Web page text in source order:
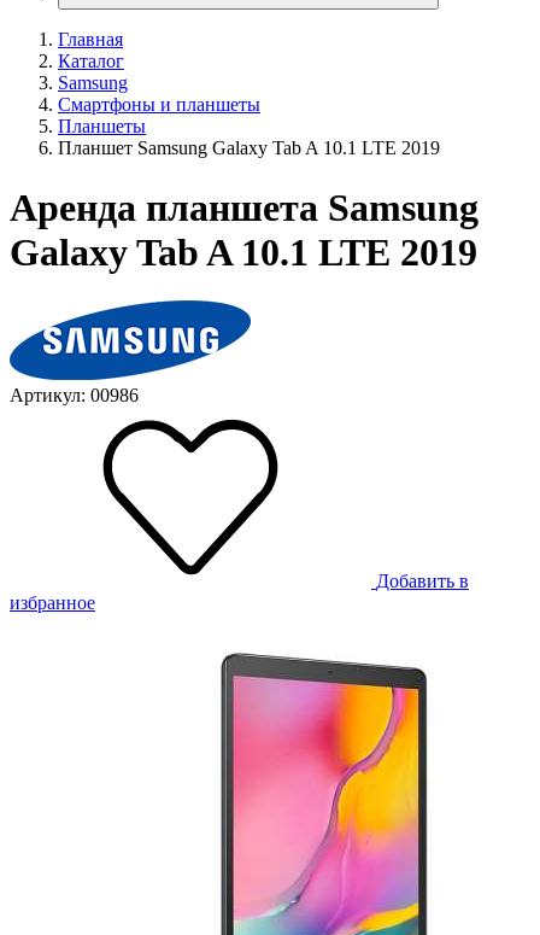
Главная
Каталог
Samsung
Смартфоны и планшеты
Планшеты
Планшет Samsung Galaxy Tab A 10.1 LTE 2019
Аренда планшета Samsung
Galaxy Tab A 10.1 LTE 2019
Артикул: 00986
Добавить в
избранное